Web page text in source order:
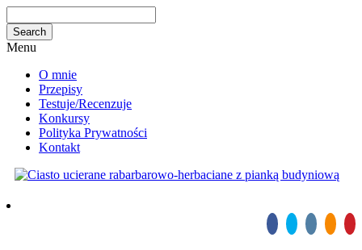
Menu
O mnie
Przepisy
Testuje/Recenzuje
Konkursy
Polityka Prywatności
Kontakt